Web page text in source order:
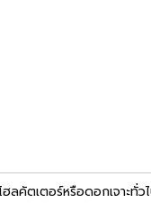
ลคัตเตอร์หรือดอกเจาะทั่ว